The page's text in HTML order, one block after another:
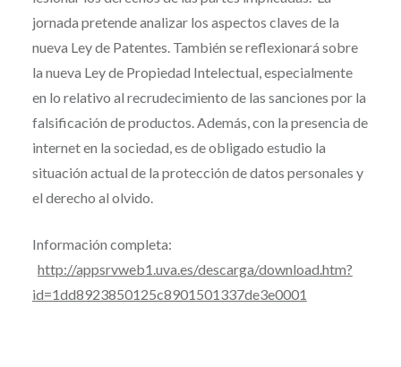
jornada pretende analizar los aspectos claves de la
nueva Ley de Patentes. También se reflexionará sobre
la nueva Ley de Propiedad Intelectual, especialmente
en lo relativo al recrudecimiento de las sanciones por la
falsificación de productos. Además, con la presencia de
internet en la sociedad, es de obligado estudio la
situación actual de la protección de datos personales y
el derecho al olvido.
Información completa:
http://appsrvweb1.uva.es/descarga/download.htm?
id=1dd8923850125c8901501337de3e0001